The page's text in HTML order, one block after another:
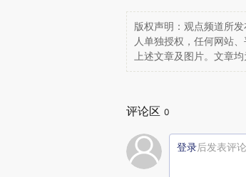
版权声明：观点频道所
人单独授权，任何网站
上述文章及图片。文章
评论区 0
登录后发表评